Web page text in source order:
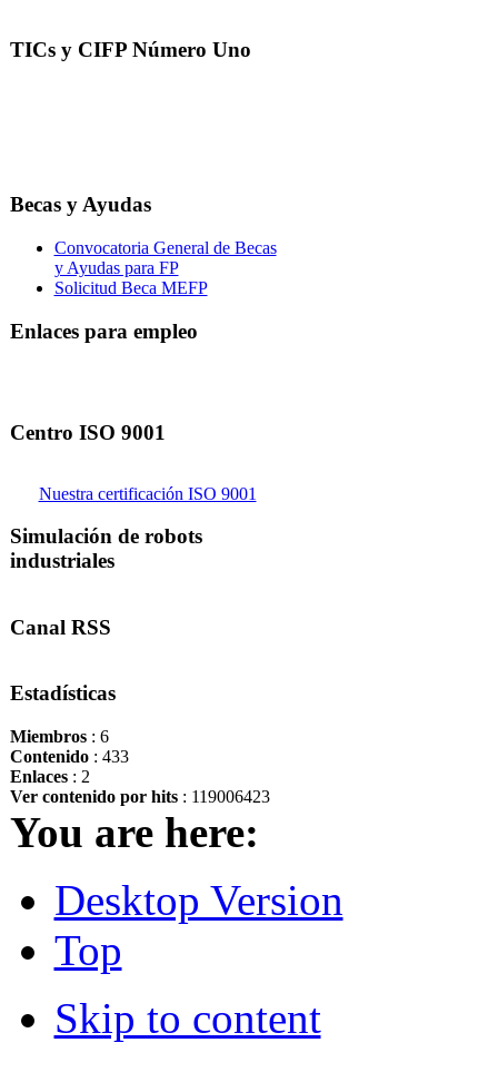
TICs y CIFP Número Uno
Becas y Ayudas
Convocatoria General de Becas
y Ayudas para FP
Solicitud Beca MEFP
Enlaces para empleo
Centro ISO 9001
Nuestra certificación ISO 9001
Simulación de robots
industriales
Canal RSS
Estadísticas
Miembros: 6
Contenido: 433
Enlaces: 2
Ver contenido por hits: 119006423
You are here:
Desktop Version
Top
Skip to content